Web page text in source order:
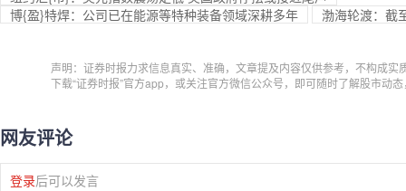
博{盈}特焊：公司已在能源等特种装备领域深耕多年
渤海轮渡：截
声明：证券时报力求信息真实、准确，文章提及内容仅供参考，不构成实
下载“证券时报”官方app，或关注官方微信公众号，即可随时了解股市动
网友评论
登录后可以发言